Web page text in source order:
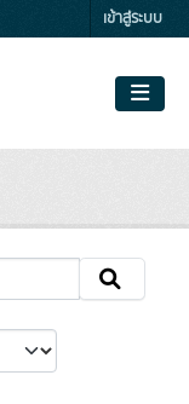
เข้าสู่ระบบ